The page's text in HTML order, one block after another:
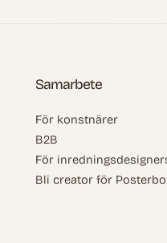
Samarbete
För konstnärer
B2B
För
Bli creator för